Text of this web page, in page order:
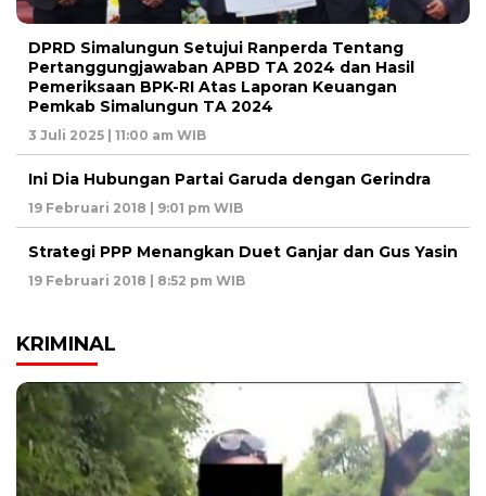
DPRD Simalungun Setujui Ranperda Tentang
Pertanggungjawaban APBD TA 2024 dan Hasil
Pemeriksaan BPK-RI Atas Laporan Keuangan
Pemkab Simalungun TA 2024
3 Juli 2025 | 11:00 am WIB
Ini Dia Hubungan Partai Garuda dengan Gerindra
19 Februari 2018 | 9:01 pm WIB
Strategi PPP Menangkan Duet Ganjar dan Gus Yasin
19 Februari 2018 | 8:52 pm WIB
KRIMINAL